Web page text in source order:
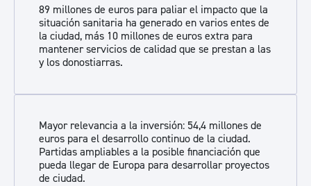
89 millones de euros para paliar el impacto que la
situación sanitaria ha generado en varios entes de
la ciudad, más 10 millones de euros extra para
mantener servicios de calidad que se prestan a las
y los donostiarras.
Mayor relevancia a la inversión: 54,4 millones de
euros para el desarrollo continuo de la ciudad.
Partidas ampliables a la posible financiación que
pueda llegar de Europa para desarrollar proyectos
de ciudad.